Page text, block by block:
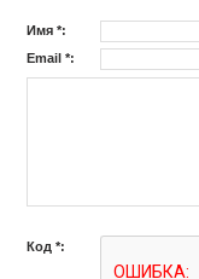
Имя *:
Email *:
Код *: